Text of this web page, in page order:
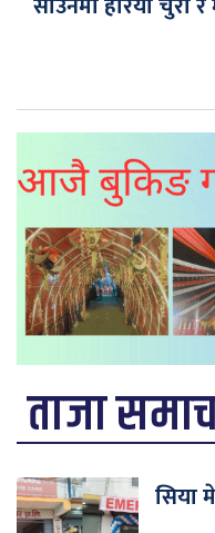
ताजा
सिया